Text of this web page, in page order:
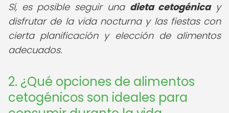
Sí, es posible seguir una dieta cetogénicay
disfrutar de la vida nocturna y las fiestas con
cierta planificación y elección de alimentos
adecuados.
2. ¿Qué opciones de alimentos
cetogénicos son ideales para